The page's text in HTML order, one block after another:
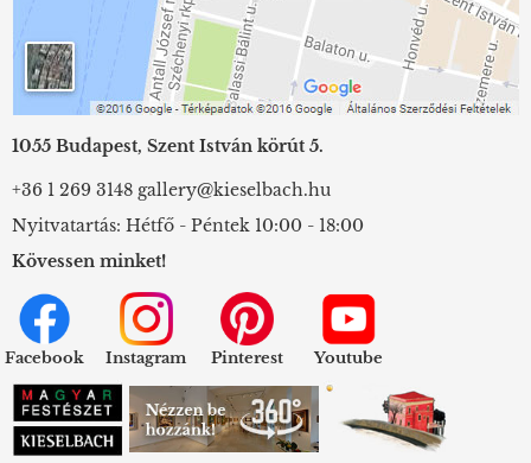
1055 Budapest, Szent István körút 5.
+36 1 269 3148 gallery@kieselbach.hu
Nyitvatartás: Hétfő - Péntek 10:00 - 18:00
Kövessen minket!
Facebook Instagram Pinterest Youtube